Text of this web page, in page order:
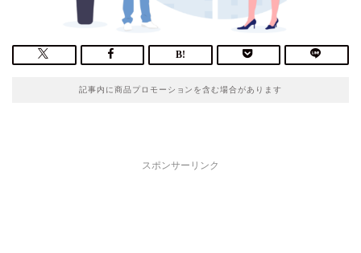
記事内に商品プロモーションを含む場合があります
スポンサーリンク